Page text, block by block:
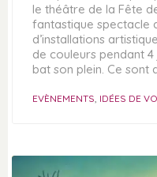
le théâtre de la Fête
fantastique spectacle
d’installations
de couleurs pendant
bat son plein. Ce sont
EVÈNEMENTS IDÉES DE
INFORMATIONS
QUI SUIS-JE ?
FAQ : FOIRE AUX
CONFIDENTIALITÉ